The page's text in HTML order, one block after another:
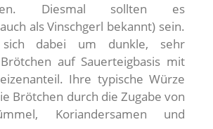
Diesmal sollten es
als Vinschgerl bekannt) sein.
dabei um dunkle, sehr
auf Sauerteigbasis mit
Ihre typische Würze
Brötchen durch die Zugabe von
Koriandersamen und